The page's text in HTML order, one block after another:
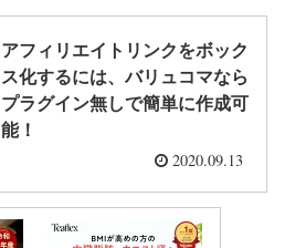
アフィリエイトリンクをボック
ス化するには、バリュコマなら
プラグイン無しで簡単に作成可
能！
2020.09.13